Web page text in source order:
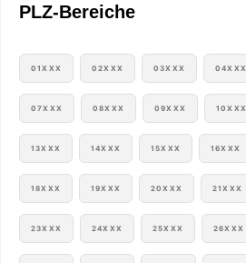
PLZ-Bereiche
01XXX 02XXX 03XXX 04XXX
07XXX 08XXX 09XXX 10XXX
13XXX 14XXX 15XXX 16XXX
18XXX 19XXX 20XXX 21XXX
23XXX 24XXX 25XXX 26XXX